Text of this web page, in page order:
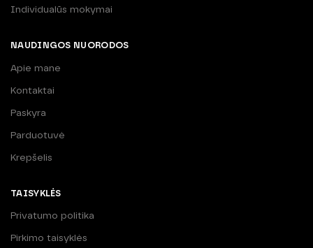
Individualūs mokymai
NAUDINGOS NUORODOS
Apie mane
Kontaktai
Paskyra
Parduotuvė
Krepšelis
TAISYKLĖS
Privatumo politika
Pirkimo taisyklės